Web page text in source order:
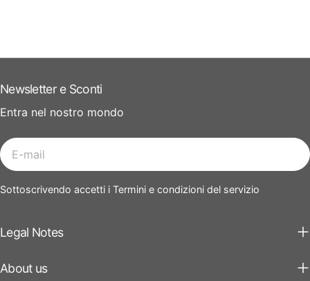
Legal Notes
About us
Newsletter e Sconti
Entra nel nostro mondo
E-
mail
Sottoscrivendo accetti i Termini e condizioni del servizio